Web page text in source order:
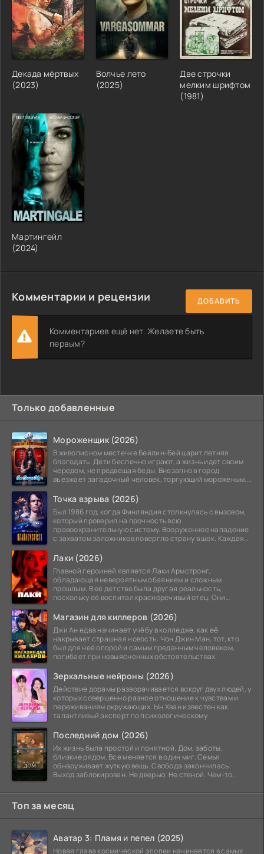
Декада мёртвых
(2023)
Волчье лето
(2025)
Две строчки
мелким шрифтом
(1981)
Мартингейл
(2024)
Комментарии и рецензии ДОБАВИТЬ
Комментариев ещё нет. Желаете быть
первым?
Только добавленные
Мороженщик (2026)
В живописном местечке Бейлин-Бей царит летняя
благодать. Дети беспечно играют, а жизнь идет своим
чередом, не предвещая беды. Внезапно в город
въезжает загадочный человек, торгующий мороженым.
Точка взрыва (2026)
Был 1986 год, когда Финляндия столкнулась с вызовом,
который проверил на прочность всю
правоохранительную систему. Вооруженное нападение
с захватом заложников повергло страну в шок. Каждая
Лаки (2026)
Главной героиней является Лаки Армстронг,
обладающая невероятным обаянием и сложным
прошлым. В её детстве была другая реальность,
поскольку её воспитал красноречивый отец. Они
Магазин для киллеров (2026)
Джи Ан едва начинает учёбу в колледже, как её
накрывает страшная новость: Чон Джин Ман, тот, кто
был для неё опорой и самым преданным человеком,
погибает при невыясненных обстоятельствах.
Зеркальные нейроны (2026)
Действие дорамы разворачивается вокруг двух людей, у
которых совершенно разное отношение к чувствам и
переживаниям окружающих. Ын Хван известен как
талантливый эксперт по психологическому
Последний дом (2026)
Их жизнь была простой и понятной. Дом, заботы,
близкие рядом. Все меняется в один миг. Семья
обнаруживает жуткую вещь. Свобода закончилась.
Выход заблокирован. Не дверью. Не стеной. Чем-то
Топ за месяц
Аватар 3: Пламя и пепел (2025)
Новая глава космической эпопеи начинается в самых